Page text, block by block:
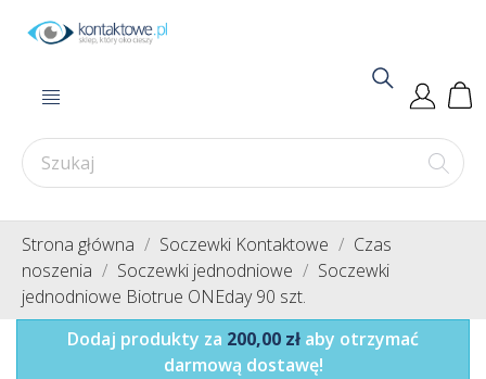
Strona główna Soczewki Kontaktowe
Czas
noszenia
Soczewki jednodniowe
Soczewki
jednodniowe Biotrue ONEday 90 szt.
Dodaj produkty za 200,00 zł aby otrzymać
darmową dostawę!